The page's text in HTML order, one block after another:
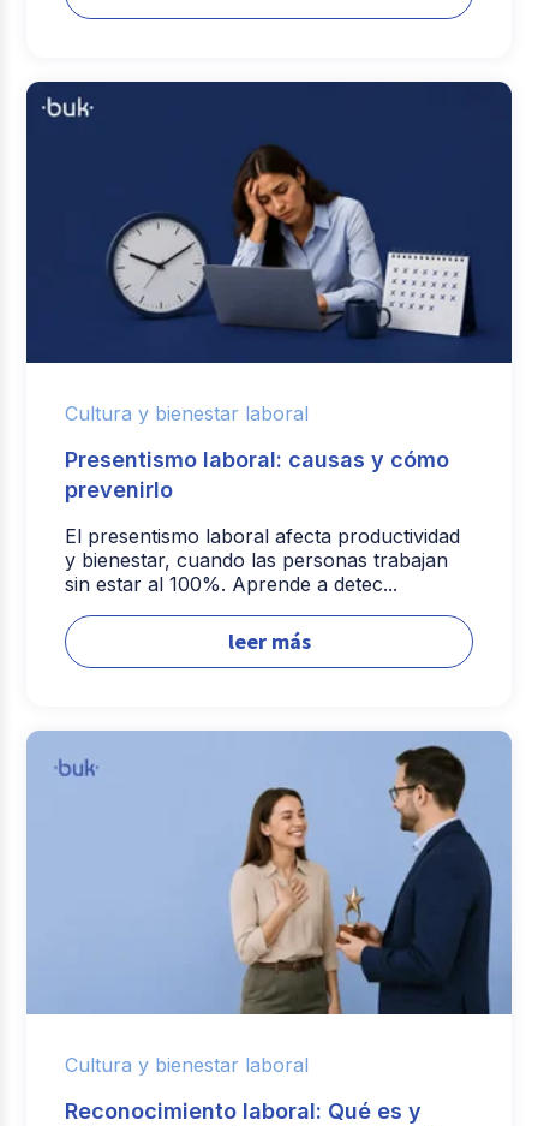
Cultura y bienestar laboral
Presentismo laboral: causas y cómo
prevenirlo
El presentismo laboral afecta productividad
y bienestar, cuando las personas trabajan
sin estar al 100%. Aprende a detec...
leer más
Cultura y bienestar laboral
Reconocimiento laboral: Qué es y